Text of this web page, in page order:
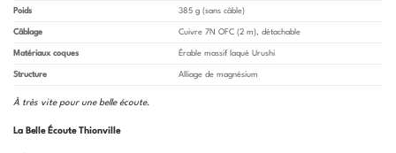
Poids 385 g (sans câble)
Câblage Cuivre 7N OFC (2 m), détachable
Matériaux coques Érable massif laqué Urushi
Structure Alliage de magnésium
À très vite pour une belle écoute.
La Belle Écoute Thionville